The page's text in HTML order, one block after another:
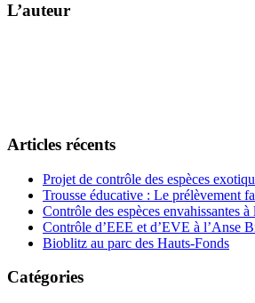
L’auteur
Articles récents
Projet de contrôle des espèces
Trousse éducative : Le prélèvement
Contrôle des espèces envahissantes
Contrôle d’EEE et d’EVE à l’Anse
Bioblitz au parc des Hauts-Fonds
Catégories